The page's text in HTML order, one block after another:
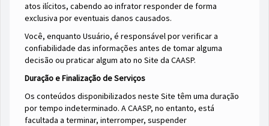
atos ilícitos, cabendo ao infrator responder de forma
exclusiva por eventuais danos causados.
Você, enquanto Usuário, é responsável por verificar a
confiabilidade das informações antes de tomar alguma
decisão ou praticar algum ato no Site da CAASP.
Duração e Finalização de Serviços
Os conteúdos disponibilizados neste Site têm uma duração
por tempo indeterminado. A CAASP, no entanto, está
facultada a terminar, interromper, suspender